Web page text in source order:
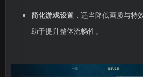
简化游戏设置，适当降低画质与特
助于提升整体流畅性。